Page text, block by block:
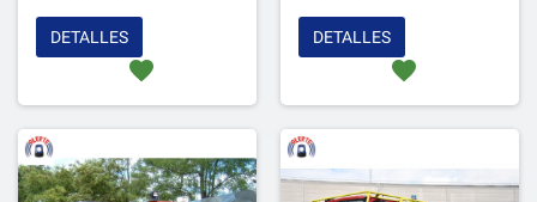
favorite
DETALLES
favorite
DETALLES